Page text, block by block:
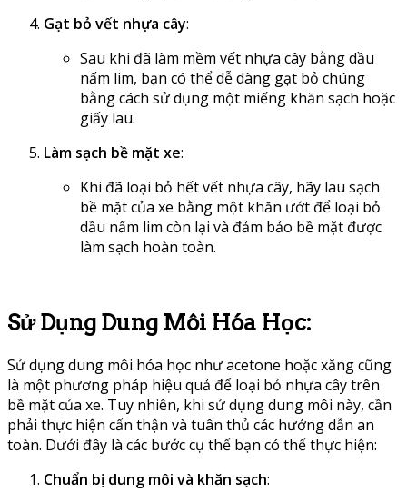
Gạt bỏ vết nhựa cây:
Sau khi đã làm mềm vết nhựa cây bằng dầu
nấm lim, bạn có thể dễ dàng gạt bỏ chúng
bằng cách sử dụng một miếng khăn sạch hoặc
giấy lau.
Làm sạch bề mặt xe:
Khi đã loại bỏ hết vết nhựa cây, hãy lau sạch
bề mặt của xe bằng một khăn ướt để loại bỏ
dầu nấm lim còn lại và đảm bảo bề mặt được
làm sạch hoàn toàn.
Sử Dụng Dung Môi Hóa Học:
Sử dụng dung môi hóa học như acetone hoặc xăng cũng
là một phương pháp hiệu quả để loại bỏ nhựa cây trên
bề mặt của xe. Tuy nhiên, khi sử dụng dung môi này, cần
phải thực hiện cẩn thận và tuân thủ các hướng dẫn an
toàn. Dưới đây là các bước cụ thể bạn có thể thực hiện:
Chuẩn bị dung môi và khăn sạch: